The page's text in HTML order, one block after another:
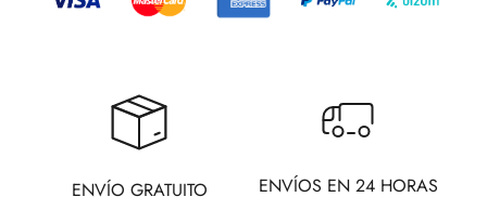
ENVÍO GRATUITO
ENVÍOS EN 24 HORAS